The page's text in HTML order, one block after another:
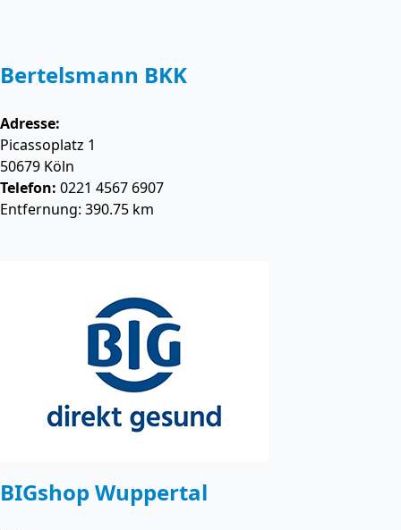
Bertelsmann BKK
Adresse:
Picassoplatz 1
50679 Köln
Telefon: 0221 4567 6907
Entfernung: 390.75 km
BIGshop Wuppertal